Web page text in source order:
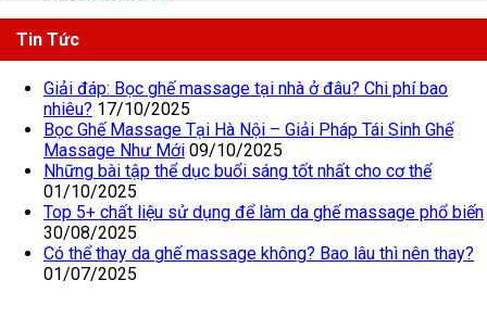
Tin Tức
Giải đáp: Bọc ghế massage tại nhà ở đâu? Chi phí bao
nhiêu? 17/10/2025
Bọc Ghế Massage Tại Hà Nội – Giải Pháp Tái Sinh Ghế
Massage Như Mới 09/10/2025
Những bài tập thể dục buổi sáng tốt nhất cho cơ thể
01/10/2025
Top 5+ chất liệu sử dụng để làm da ghế massage phổ biến
30/08/2025
Có thể thay da ghế massage không? Bao lâu thì nên thay?
01/07/2025